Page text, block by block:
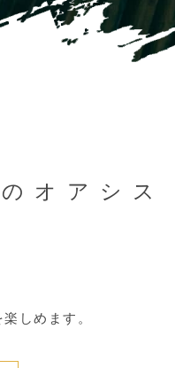
オアシス
しめます。